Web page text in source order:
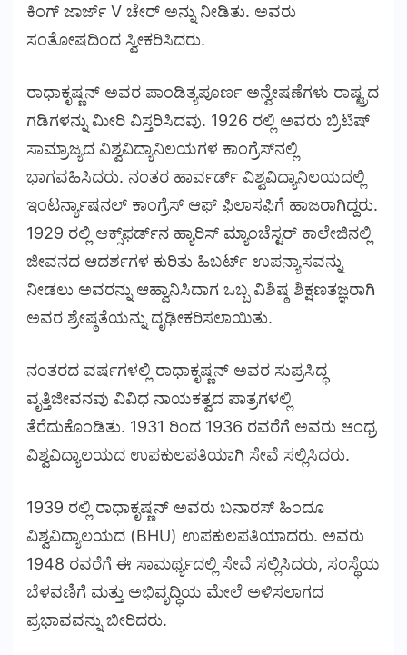
ಕಿಂಗ್ ಜಾರ್ಜ್ V ಚೇರ್ ಅನ್ನು ನೀಡಿತು. ಅವರು
ಸಂತೋಷದಿಂದ ಸ್ವೀಕರಿಸಿದರು.
ರಾಧಾಕೃಷ್ಣನ್ ಅವರ ಪಾಂಡಿತ್ಯಪೂರ್ಣ ಅನ್ವೇಷಣೆಗಳು ರಾಷ್ಟ್ರದ
ಗಡಿಗಳನ್ನು ಮೀರಿ ವಿಸ್ತರಿಸಿದವು. 1926 ರಲ್ಲಿ ಅವರು ಬ್ರಿಟಿಷ್
ಸಾಮ್ರಾಜ್ಯದ ವಿಶ್ವವಿದ್ಯಾನಿಲಯಗಳ ಕಾಂಗ್ರೆಸ್‌ನಲ್ಲಿ
ಭಾಗವಹಿಸಿದರು. ನಂತರ ಹಾರ್ವರ್ಡ್ ವಿಶ್ವವಿದ್ಯಾನಿಲಯದಲ್ಲಿ
ಇಂಟರ್ನ್ಯಾಷನಲ್ ಕಾಂಗ್ರೆಸ್ ಆಫ್ ಫಿಲಾಸಫಿಗೆ ಹಾಜರಾಗಿದ್ದರು.
1929 ರಲ್ಲಿ ಆಕ್ಸ್‌ಫರ್ಡ್‌ನ ಹ್ಯಾರಿಸ್ ಮ್ಯಾಂಚೆಸ್ಟರ್ ಕಾಲೇಜಿನಲ್ಲಿ
ಜೀವನದ ಆದರ್ಶಗಳ ಕುರಿತು ಹಿಬರ್ಟ್ ಉಪನ್ಯಾಸವನ್ನು
ನೀಡಲು ಅವರನ್ನು ಆಹ್ವಾನಿಸಿದಾಗ ಒಬ್ಬ ವಿಶಿಷ್ಠ ಶಿಕ್ಷಣತಜ್ಞರಾಗಿ
ಅವರ ಶ್ರೇಷ್ಠತೆಯನ್ನು ದೃಢೀಕರಿಸಲಾಯಿತು.
ನಂತರದ ವರ್ಷಗಳಲ್ಲಿ ರಾಧಾಕೃಷ್ಣನ್ ಅವರ ಸುಪ್ರಸಿದ್ಧ
ವೃತ್ತಿಜೀವನವು ವಿವಿಧ ನಾಯಕತ್ವದ ಪಾತ್ರಗಳಲ್ಲಿ
ತೆರೆದುಕೊಂಡಿತು. 1931 ರಿಂದ 1936 ರವರೆಗೆ ಅವರು ಆಂಧ್ರ
ವಿಶ್ವವಿದ್ಯಾಲಯದ ಉಪಕುಲಪತಿಯಾಗಿ ಸೇವೆ ಸಲ್ಲಿಸಿದರು.
1939 ರಲ್ಲಿ ರಾಧಾಕೃಷ್ಣನ್ ಅವರು ಬನಾರಸ್ ಹಿಂದೂ
ವಿಶ್ವವಿದ್ಯಾಲಯದ (BHU) ಉಪಕುಲಪತಿಯಾದರು. ಅವರು
1948 ರವರೆಗೆ ಈ ಸಾಮರ್ಥ್ಯದಲ್ಲಿ ಸೇವೆ ಸಲ್ಲಿಸಿದರು, ಸಂಸ್ಥೆಯ
ಬೆಳವಣಿಗೆ ಮತ್ತು ಅಭಿವೃದ್ಧಿಯ ಮೇಲೆ ಅಳಿಸಲಾಗದ
ಪ್ರಭಾವವನ್ನು ಬೀರಿದರು.